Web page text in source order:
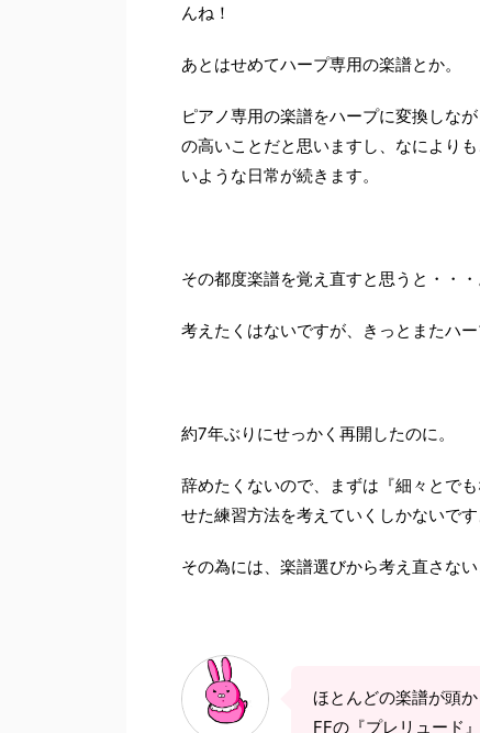
んね！
あとはせめてハープ専用の楽譜とか。
ピアノ専用の楽譜をハープに変換しな
の高いことだと思いますし、なにより
いような日常が続きます。
その都度楽譜を覚え直すと思うと・・・
考えたくはないですが、きっとまたハ
約7年ぶりにせっかく再開したのに。
辞めたくないので、まずは『細々とで
せた練習方法を考えていくしかないです
その為には、楽譜選びから考え直さな
ほとんどの楽譜が頭
FFの『プレリュード